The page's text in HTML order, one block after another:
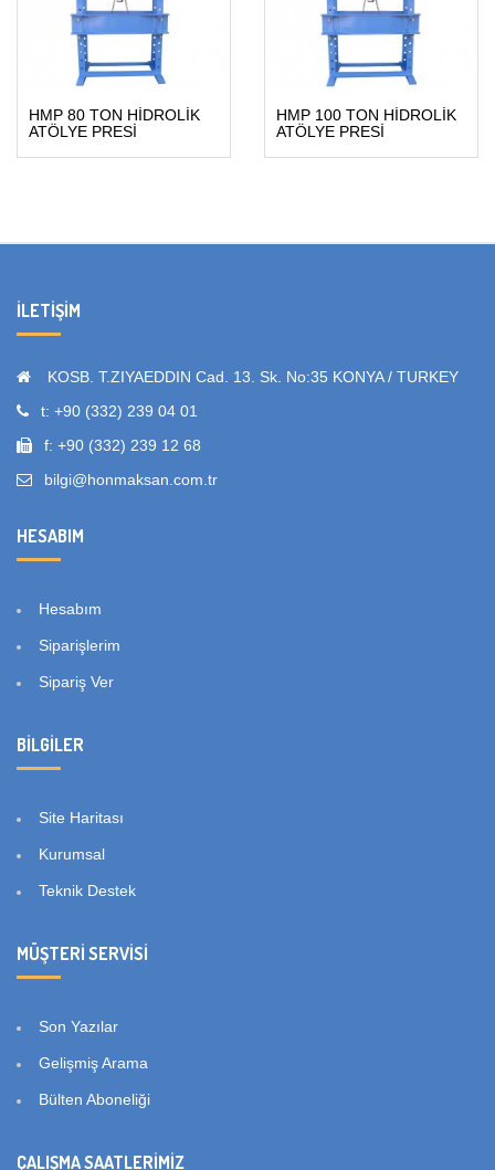
HMP 80 TON HİDROLİK
ATÖLYE PRESİ
HMP 100 TON HİDROLİK
ATÖLYE PRESİ
İLETIŞIM
KOSB. T.ZIYAEDDIN Cad. 13. Sk. No:35 KONYA / TURKEY
t: +90 (332) 239 04 01
f: +90 (332) 239 12 68
bilgi@honmaksan.com.tr
HESABIM
Hesabım
Siparişlerim
Sipariş Ver
BILGILER
Site Haritası
Kurumsal
Teknik Destek
MÜŞTERI SERVISI
Son Yazılar
Gelişmiş Arama
Bülten Aboneliği
ÇALIŞMA SAATLERIMIZ